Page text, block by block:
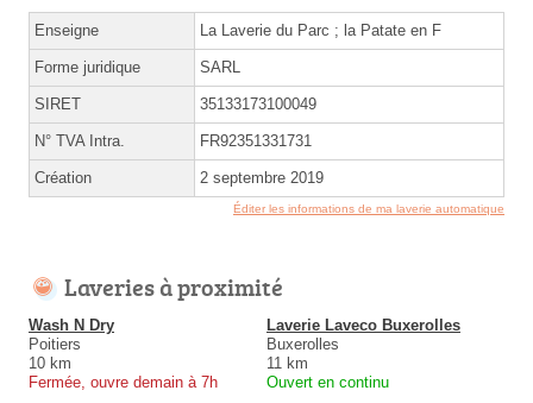
Enseigne La Laverie du Parc ; la Patate en F
Forme juridique SARL
SIRET 35133173100049
N° TVA Intra. FR92351331731
Création 2 septembre 2019
Éditer les informations de ma laverie automatique
Laveries à proximité
Wash N Dry
Poitiers
10 km
Fermée, ouvre demain à 7h
Laverie Laveco Buxerolles
Buxerolles
11 km
Ouvert en continu